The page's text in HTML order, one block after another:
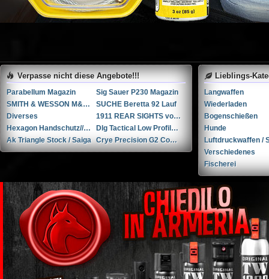
Verpasse nicht diese Angebote!!!
Parabellum Magazin
Sig Sauer P230 Magazin
SMITH & WESSON M&P 9-M2.0 PERFORMANCE CENTER 5” Ported
SUCHE Beretta 92 Lauf
Diverses
1911 REAR SIGHTS von NOVAK
Hexagon Handschutz// AK / Saiga
Dlg Tactical Low Profile Folding Visier-Set // NEU in der Verpackung
Ak Triangle Stock / Saiga
Crye Precision G2 Combat Pants (30R)
Lieblings-
Langwaffen
Wiederladen
Bogenschießen
Hunde
Luftdruckwaffen /
Verschiedenes
Fischerei